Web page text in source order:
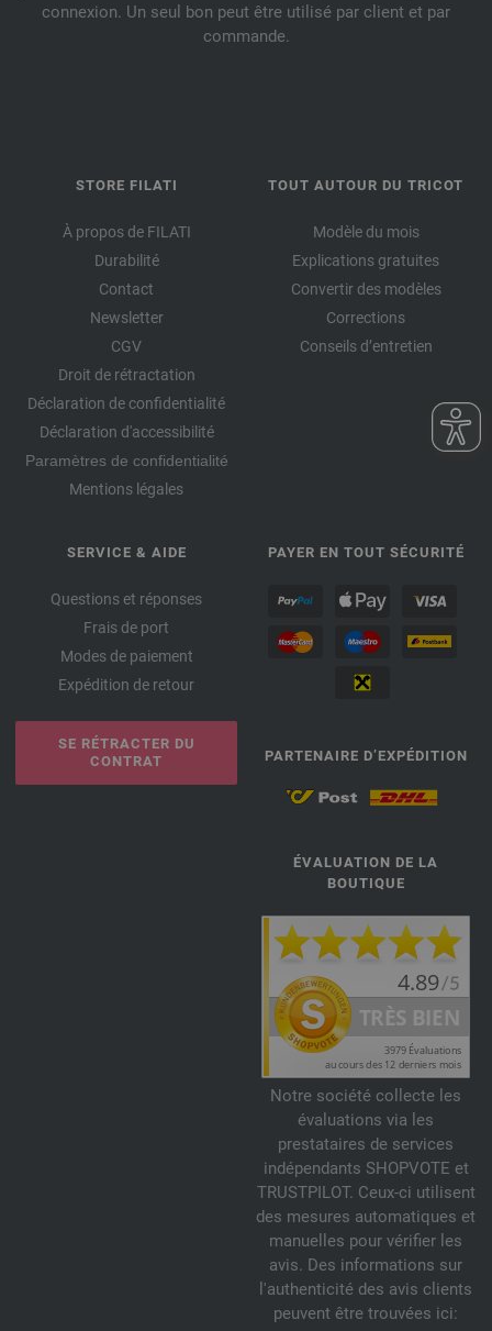
connexion. Un seul bon peut être utilisé par client et par
commande.
STORE FILATI
À propos de FILATI
Durabilité
Contact
Newsletter
CGV
Droit de rétractation
Déclaration de confidentialité
Déclaration d'accessibilité
Paramètres de confidentialité
Mentions légales
TOUT AUTOUR DU TRICOT
Modèle du mois
Explications gratuites
Convertir des modèles
Corrections
Conseils d’entretien
SERVICE & AIDE
Questions et réponses
Frais de port
Modes de paiement
Expédition de retour
SE RÉTRACTER DU
CONTRAT
PAYER EN TOUT SÉCURITÉ
PARTENAIRE D’EXPÉDITION
ÉVALUATION DE LA
BOUTIQUE
Notre société collecte les
évaluations via les
prestataires de services
indépendants SHOPVOTE et
TRUSTPILOT. Ceux-ci utilisent
des mesures automatiques et
manuelles pour vérifier les
avis. Des informations sur
l'authenticité des avis clients
peuvent être trouvées ici: